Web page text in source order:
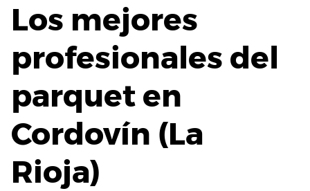
Los mejores
profesionales del
parquet en
Cordovín (La
Rioja)